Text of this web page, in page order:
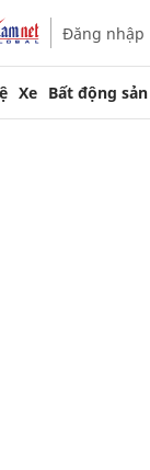
Đăng nhập
Xe Bất động sản